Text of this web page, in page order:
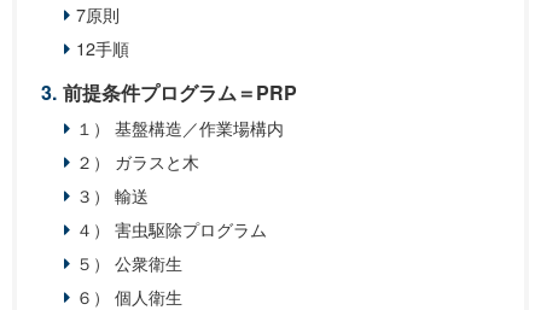
7原則
12手順
前提条件プログラム＝PRP
１） 基盤構造／作業場構内
２） ガラスと木
３） 輸送
４） 害虫駆除プログラム
５） 公衆衛生
６） 個人衛生